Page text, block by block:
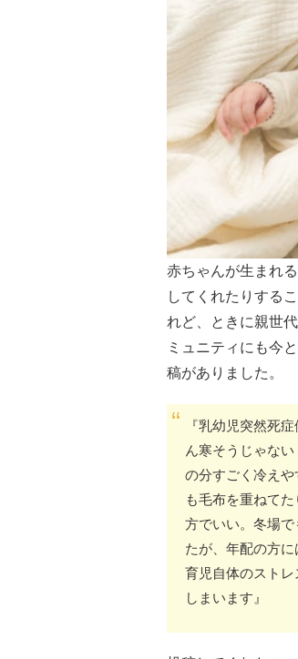
赤ちゃんが生まれ
してくれたりする
れど、ときに親世
ミュニティにも今
稿がありました。
『乳幼児突然死
ん寒そうじゃな
の分すごく冷え
も毛布を重ねて
方でいい。冬場
たが、年配の方
育児自体のスト
しまいます』